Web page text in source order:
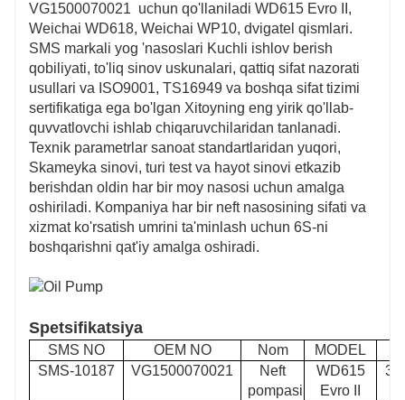
VG1500070021 uchun qo'llaniladi WD615 Evro II,
Weichai WD618, Weichai WP10, dvigatel qismlari.
SMS markali yog 'nasoslari Kuchli ishlov berish
qobiliyati, to'liq sinov uskunalari, qattiq sifat nazorati
usullari va ISO9001, TS16949 va boshqa sifat tizimi
sertifikatiga ega bo'lgan Xitoyning eng yirik qo'llab-
quvvatlovchi ishlab chiqaruvchilaridan tanlanadi.
Texnik parametrlar sanoat standartlaridan yuqori,
Skameyka sinovi, turi test va hayot sinovi etkazib
berishdan oldin har bir moy nasosi uchun amalga
oshiriladi. Kompaniya har bir neft nasosining sifati va
xizmat ko'rsatish umrini ta'minlash uchun 6S-ni
boshqarishni qat'iy amalga oshiradi.
Spetsifikatsiya
SMS NO OEM NO Nom MODEL
SMS-10187
VG1500070021
Neft
pompasi
WD615
Evro II